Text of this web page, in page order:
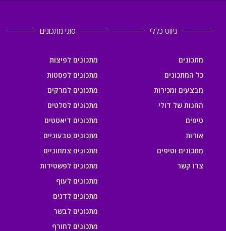
ניווט כללי
מתכונים
כל המתכונים
מבצעים ומכירות
החנות של דולי
טיפים
אודות
מתכונים וטיפים
צרו קשר
סוגי מתכונים
מתכונים לפיצות
מתכונים לפסטות
מתכונים למרקים
מתכונים לסלטים
מתכונים דיאטטים
מתכונים טבעוניים
מתכונים צמחוניים
מתכונים לפשטידות
מתכונים לעוף
מתכונים לדגים
מתכונים לבשר
מתכונים לחורף